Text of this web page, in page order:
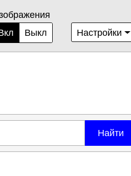
Выкл Настройки
Найти